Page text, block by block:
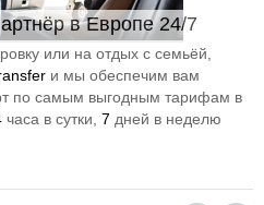
в Европе 24/7
или на отдых с семьёй,
и мы обеспечим вам
по самым выгодным тарифам в
часа в сутки, 7 дней в неделю